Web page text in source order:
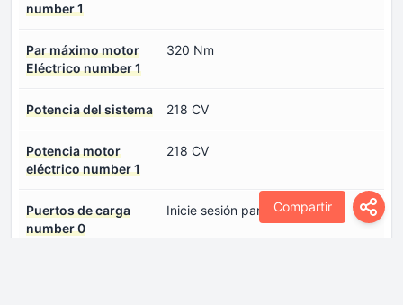
Compartir
number 1
Par máximo motor
Eléctrico number 1
320 Nm
Potencia del sistema 218 CV
Potencia motor
eléctrico number 1
218 CV
Puertos de carga
number 0
Inicie sesión para ver.